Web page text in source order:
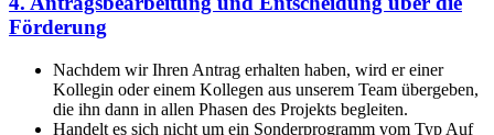
Förderung
Nachdem wir Ihren Antrag erhalten haben, wird er einer
Kollegin oder einem Kollegen aus unserem Team übergeben,
die ihn dann in allen Phasen des Projekts begleiten.
Handelt es sich nicht um ein Sonderprogramm vom Typ Auf